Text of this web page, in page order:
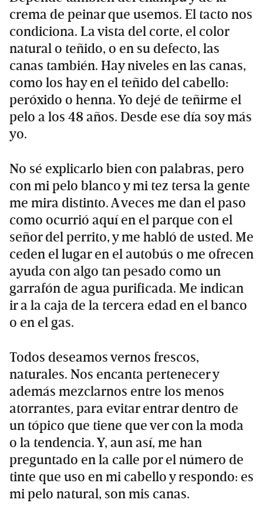
crema de peinar que usemos. El tacto nos
condiciona. La vista del corte, el color
natural o teñido, o en su defecto, las
canas también. Hay niveles en las canas,
como los hay en el teñido del cabello:
peróxido o henna. Yo dejé de teñirme el
pelo a los 48 años. Desde ese día soy más
yo.
No sé explicarlo bien con palabras, pero
con mi pelo blanco y mi tez tersa la gente
me mira distinto. A veces me dan el paso
como ocurrió aquí en el parque con el
señor del perrito, y me habló de usted. Me
ceden el lugar en el autobús o me ofrecen
ayuda con algo tan pesado como un
garrafón de agua purificada. Me indican
ir a la caja de la tercera edad en el banco
o en el gas.
Todos deseamos vernos frescos,
naturales. Nos encanta pertenecer y
además mezclarnos entre los menos
atorrantes,para evitar entrar dentro de
un tópico que tiene que ver con la moda
o la tendencia. Y, aun así, me han
preguntado en la calle por el número de
tinte que uso en mi cabello y respondo: es
mi pelo natural, son mis canas.